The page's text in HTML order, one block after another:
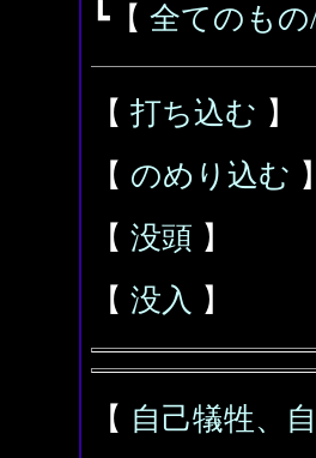
┗【 全てのもの
【 打ち込む 】
【 のめり込む 】
【 没頭 】
【 没入 】
【 自己犠牲、